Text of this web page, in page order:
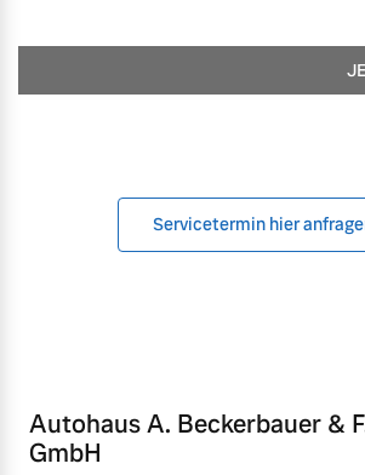
Servicetermin hier
Autohaus A. Beckerbauer &
GmbH